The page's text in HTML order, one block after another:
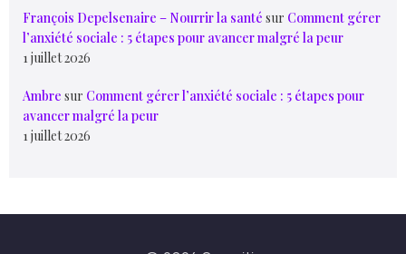
François Depelsenaire – Nourrir la santé sur Comment gérer
l’anxiété sociale : 5 étapes pour avancer malgré la peur
1 juillet 2026
Ambre sur Comment gérer l’anxiété sociale : 5 étapes pour
avancer malgré la peur
1 juillet 2026